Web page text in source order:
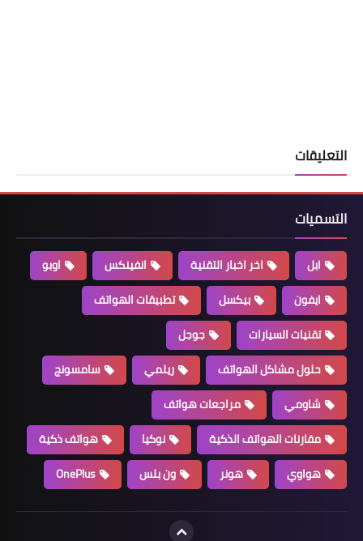
التعليقات
التسميات
ابل اخر اخبار التقنية انفينكس
اوبو
ايفون
بيكسل
تطبيقات الهواتف
تقنيات السيارات
جوجل
حلول مشاكل الهواتف
ريلمي
سامسونج
شاومي
مراجعات هواتف
مقارنات الهواتف الذكية
نوكيا
هواتف ذكية
هواوي
هونر ون بلس OnePlus